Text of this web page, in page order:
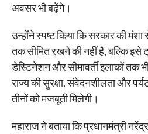
अवसर भी बढ़ेंगे।
उन्होंने स्पष्ट किया कि सरकार की मंशा
तक सीमित रखने की नहीं है, बल्कि इसे
डेस्टिनेशन और सीमावर्ती इलाकों तक
राज्य की सुरक्षा, संवेदनशीलता और
तीनों को मजबूती मिलेगी।
महाराज ने बताया कि प्रधानमंत्री